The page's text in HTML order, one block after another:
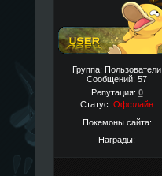
Группа: Пользователи
Сообщений: 57
Репутация: 0
Статус: Оффлайн
Покемоны сайта:
Награды: